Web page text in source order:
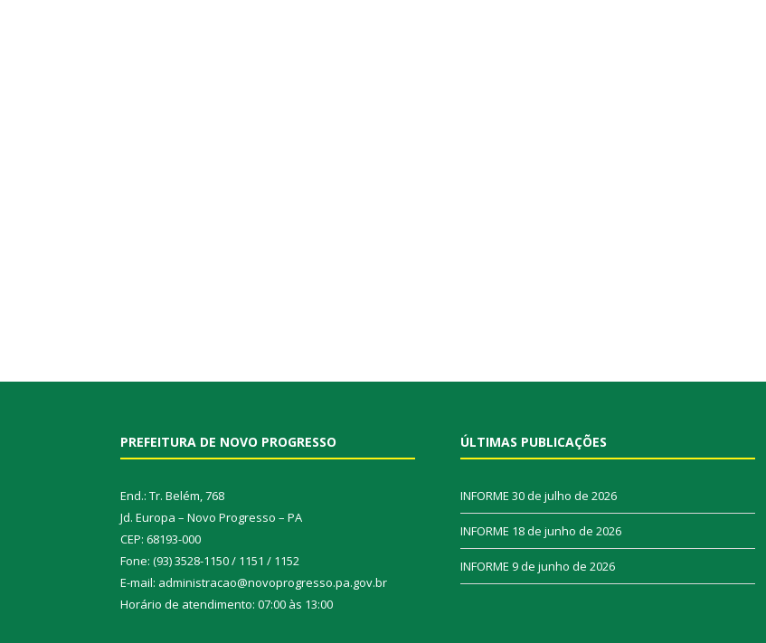
PREFEITURA DE NOVO PROGRESSO
End.: Tr. Belém, 768
Jd. Europa – Novo Progresso – PA
CEP: 68193-000
Fone: (93) 3528-1150 / 1151 / 1152
E-mail: administracao@novoprogresso.pa.gov.br
Horário de atendimento: 07:00 às 13:00
ÚLTIMAS PUBLICAÇÕES
INFORME 30 de julho de 2026
INFORME 18 de junho de 2026
INFORME 9 de junho de 2026